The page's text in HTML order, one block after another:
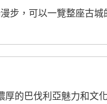
步，可以一覽整座古
的巴伐利亞魅力和文